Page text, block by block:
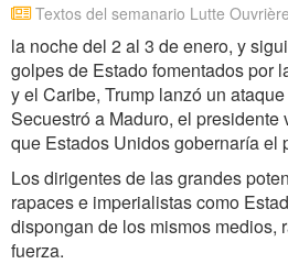
Textos del semanario Lutte
la noche del 2 al 3 de enero, y
golpes de Estado fomentados por
y el Caribe, Trump lanzó un
Secuestró a Maduro, el
que Estados Unidos gobernaría el
Los dirigentes de las grandes
rapaces e imperialistas como
dispongan de los mismos medios,
fuerza.